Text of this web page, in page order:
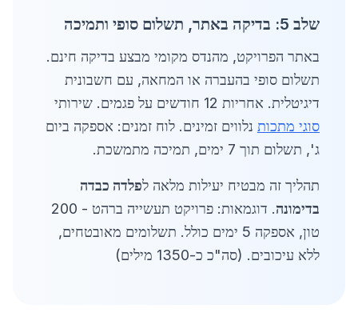
שלב 5: בדיקה באתר, תשלום סופי ותמיכה
באתר הפרויקט, מהנדס מקומי מבצע בדיקה חינם.
תשלום סופי בהעברה או המחאה, עם חשבונית
דיגיטלית. אחריות 12 חודשים על פגמים. שירותי
סוגי מתכות נלווים זמינים. לוח זמנים: אספקה ביום
ג', תשלום תוך 7 ימים, תמיכה מתמשכת.
תהליך זה מבטיח יעילות מלאה לפלדה כבדה
בדימונה
. דוגמאות: פרויקט תעשייה ברהט - 200
טון, אספקה 5 ימים כולל. תשלומים מאובטחים,
ללא עיכובים. (סה"כ כ-1350 מילים)